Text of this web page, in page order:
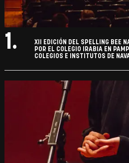
1.
XII EDICIÓN DEL SPELLING BEE
POR EL COLEGIO IRABIA EN
COLEGIOS E INSTITUTOS DE